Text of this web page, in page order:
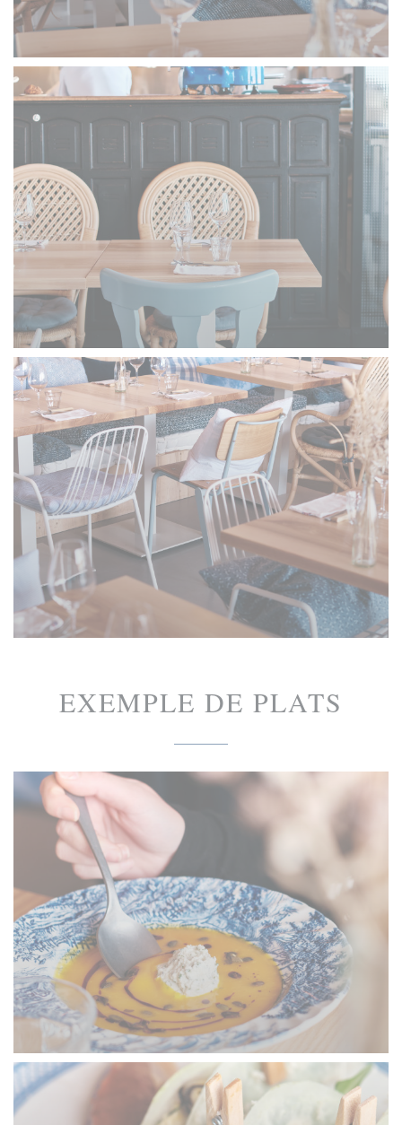
EXEMPLE DE PLATS